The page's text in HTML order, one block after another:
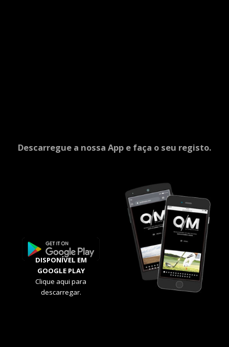
Descarregue a nossa App e faça o seu registo.
DISPONÍVEL EM
GOOGLE PLAY
Clique aqui para
descarregar.